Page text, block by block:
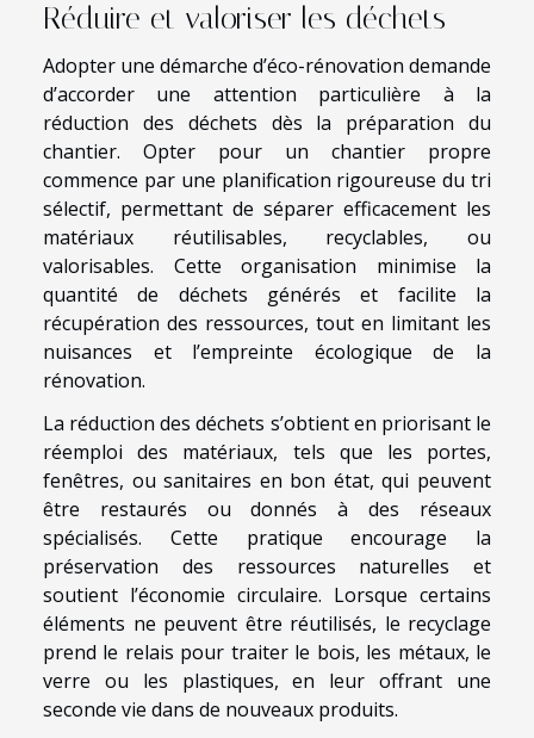
Réduire et valoriser les déchets
Adopter une démarche d’éco-rénovation demande
d’accorder une attention particulière à la
réduction des déchets dès la préparation du
chantier. Opter pour un chantier propre
commence par une planification rigoureuse du tri
sélectif, permettant de séparer efficacement les
matériaux réutilisables, recyclables, ou
valorisables. Cette organisation minimise la
quantité de déchets générés et facilite la
récupération des ressources, tout en limitant les
nuisances et l’empreinte écologique de la
rénovation.
La réduction des déchets s’obtient en priorisant le
réemploi des matériaux, tels que les portes,
fenêtres, ou sanitaires en bon état, qui peuvent
être restaurés ou donnés à des réseaux
spécialisés. Cette pratique encourage la
préservation des ressources naturelles et
soutient l’économie circulaire. Lorsque certains
éléments ne peuvent être réutilisés, le recyclage
prend le relais pour traiter le bois, les métaux, le
verre ou les plastiques, en leur offrant une
seconde vie dans de nouveaux produits.